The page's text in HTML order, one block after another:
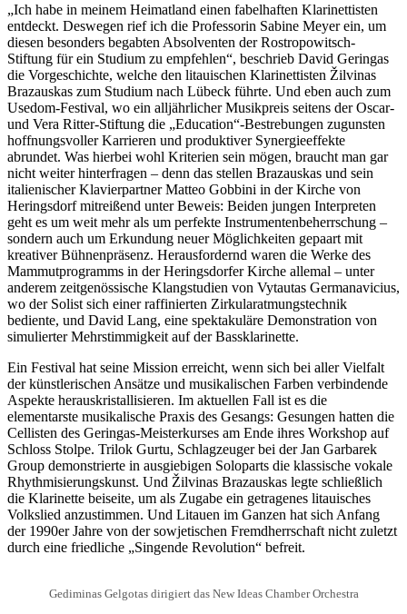
„Ich habe in meinem Heimatland einen fabelhaften Klarinettisten
entdeckt. Deswegen rief ich die Professorin Sabine Meyer ein, um
diesen besonders begabten Absolventen der Rostropowitsch-
Stiftung für ein Studium zu empfehlen“, beschrieb David Geringas
die Vorgeschichte, welche den litauischen Klarinettisten Žilvinas
Brazauskas zum Studium nach Lübeck führte. Und eben auch zum
Usedom-Festival, wo ein alljährlicher Musikpreis seitens der Oscar-
und Vera Ritter-Stiftung die „Education“-Bestrebungen zugunsten
hoffnungsvoller Karrieren und produktiver Synergieeffekte
abrundet. Was hierbei wohl Kriterien sein mögen, braucht man gar
nicht weiter hinterfragen – denn das stellen Brazauskas und sein
italienischer Klavierpartner Matteo Gobbini in der Kirche von
Heringsdorf mitreißend unter Beweis: Beiden jungen Interpreten
geht es um weit mehr als um perfekte Instrumentenbeherrschung –
sondern auch um Erkundung neuer Möglichkeiten gepaart mit
kreativer Bühnenpräsenz. Herausfordernd waren die Werke des
Mammutprogramms in der Heringsdorfer Kirche allemal – unter
anderem zeitgenössische Klangstudien von Vytautas Germanavicius,
wo der Solist sich einer raffinierten Zirkularatmungstechnik
bediente, und David Lang, eine spektakuläre Demonstration von
simulierter Mehrstimmigkeit auf der Bassklarinette.
Ein Festival hat seine Mission erreicht, wenn sich bei aller Vielfalt
der künstlerischen Ansätze und musikalischen Farben verbindende
Aspekte herauskristallisieren. Im aktuellen Fall ist es die
elementarste musikalische Praxis des Gesangs: Gesungen hatten die
Cellisten des Geringas-Meisterkurses am Ende ihres Workshop auf
Schloss Stolpe. Trilok Gurtu, Schlagzeuger bei der Jan Garbarek
Group demonstrierte in ausgiebigen Soloparts die klassische vokale
Rhythmisierungskunst. Und Žilvinas Brazauskas legte schließlich
die Klarinette beiseite, um als Zugabe ein getragenes litauisches
Volkslied anzustimmen. Und Litauen im Ganzen hat sich Anfang
der 1990er Jahre von der sowjetischen Fremdherrschaft nicht zuletzt
durch eine friedliche „Singende Revolution“ befreit.
Gediminas Gelgotas dirigiert das New Ideas Chamber Orchestra